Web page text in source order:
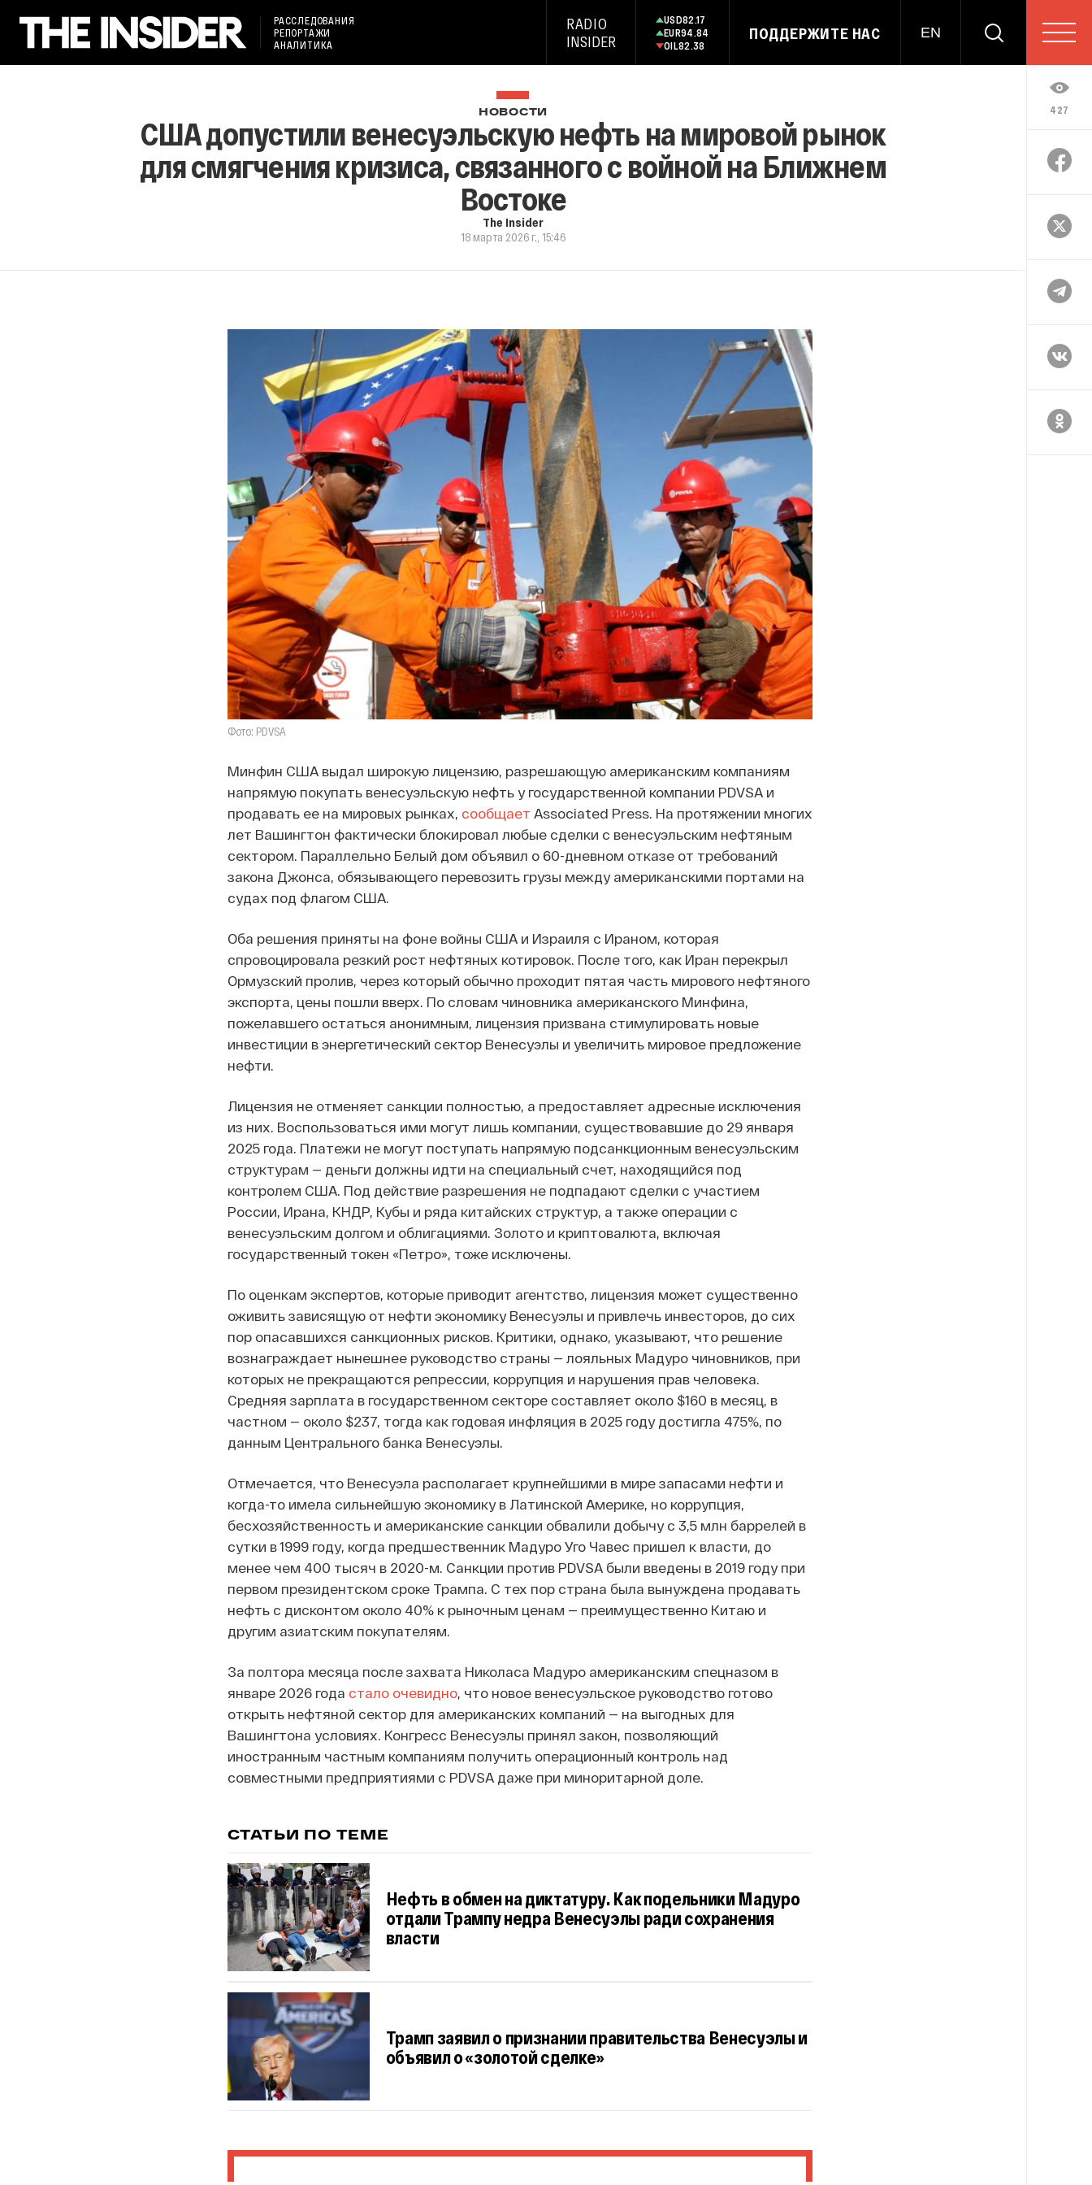
РАССЛЕДОВАНИЯ
РЕПОРТАЖИ
АНАЛИТИКА
RADIO
INSIDER
USD82.17
EUR94.84
OIL82.38
ПОДДЕРЖИТЕ НАС EN
427
НОВОСТИ
США допустили венесуэльскую нефть на мировой рынок
для смягчения кризиса, связанного с войной на Ближнем
Востоке
The Insider
18 марта 2026 г., 15:46
Фото: PDVSA
Минфин США выдал широкую лицензию, разрешающую американским компаниям
напрямую покупать венесуэльскую нефть у государственной компании PDVSA и
продавать ее на мировых рынках, сообщает Associated Press. На протяжении многих
лет Вашингтон фактически блокировал любые сделки с венесуэльским нефтяным
сектором. Параллельно Белый дом объявил о 60-дневном отказе от требований
закона Джонса, обязывающего перевозить грузы между американскими портами на
судах под флагом США.
Оба решения приняты на фоне войны США и Израиля с Ираном, которая
спровоцировала резкий рост нефтяных котировок. После того, как Иран перекрыл
Ормузский пролив, через который обычно проходит пятая часть мирового нефтяного
экспорта, цены пошли вверх. По словам чиновника американского Минфина,
пожелавшего остаться анонимным, лицензия призвана стимулировать новые
инвестиции в энергетический сектор Венесуэлы и увеличить мировое предложение
нефти.
Лицензия не отменяет санкции полностью, а предоставляет адресные исключения
из них. Воспользоваться ими могут лишь компании, существовавшие до 29 января
2025 года. Платежи не могут поступать напрямую подсанкционным венесуэльским
структурам — деньги должны идти на специальный счет, находящийся под
контролем США. Под действие разрешения не подпадают сделки с участием
России, Ирана, КНДР, Кубы и ряда китайских структур, а также операции с
венесуэльским долгом и облигациями. Золото и криптовалюта, включая
государственный токен «Петро», тоже исключены.
По оценкам экспертов, которые приводит агентство, лицензия может существенно
оживить зависящую от нефти экономику Венесуэлы и привлечь инвесторов, до сих
пор опасавшихся санкционных рисков. Критики, однако, указывают, что решение
вознаграждает нынешнее руководство страны — лояльных Мадуро чиновников, при
которых не прекращаются репрессии, коррупция и нарушения прав человека.
Средняя зарплата в государственном секторе составляет около $160 в месяц, в
частном — около $237, тогда как годовая инфляция в 2025 году достигла 475%, по
данным Центрального банка Венесуэлы.
Отмечается, что Венесуэла располагает крупнейшими в мире запасами нефти и
когда-то имела сильнейшую экономику в Латинской Америке, но коррупция,
бесхозяйственность и американские санкции обвалили добычу с 3,5 млн баррелей в
сутки в 1999 году, когда предшественник Мадуро Уго Чавес пришел к власти, до
менее чем 400 тысяч в 2020-м. Санкции против PDVSA были введены в 2019 году при
первом президентском сроке Трампа. С тех пор страна была вынуждена продавать
нефть с дисконтом около 40% к рыночным ценам — преимущественно Китаю и
другим азиатским покупателям.
За полтора месяца после захвата Николаса Мадуро американским спецназом в
январе 2026 года стало очевидно, что новое венесуэльское руководство готово
открыть нефтяной сектор для американских компаний — на выгодных для
Вашингтона условиях. Конгресс Венесуэлы принял закон, позволяющий
иностранным частным компаниям получить операционный контроль над
совместными предприятиями с PDVSA даже при миноритарной доле.
СТАТЬИ ПО ТЕМЕ
Нефть в обмен на диктатуру. Как подельники Мадуро
отдали Трампу недра Венесуэлы ради сохранения
власти
Трамп заявил о признании правительства Венесуэлы и
объявил о «золотой сделке»